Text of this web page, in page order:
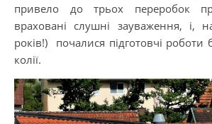
привело до трьох переробок
враховані слушні зауваження, і,
років!) почалися підготовчі роботи
колії.